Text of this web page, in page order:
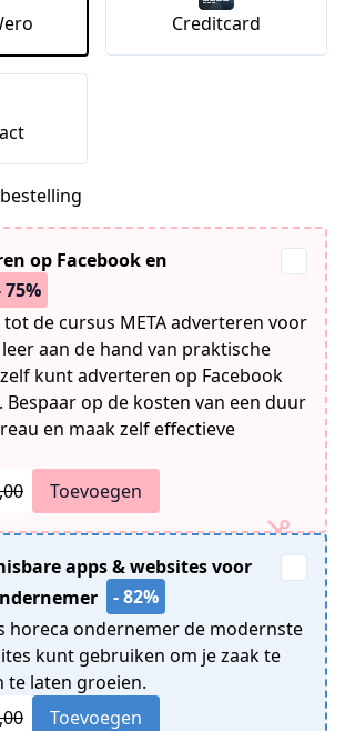
Creditcard
op Facebook en
75%
de cursus META adverteren voor
aan de hand van praktische
kunt adverteren op Facebook
op de kosten van een duur
en maak zelf effectieve
Toevoegen
apps & websites voor
- 82%
horeca ondernemer de modernste
kunt gebruiken om je zaak te
te laten groeien.
Toevoegen